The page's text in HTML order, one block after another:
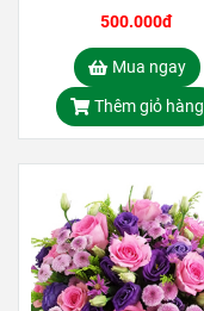
500.000đ
Mua ngay
Thêm giỏ hàng